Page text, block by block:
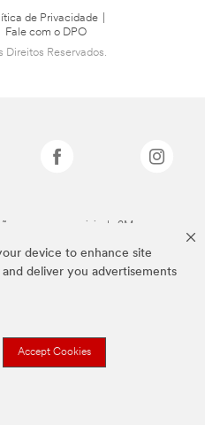
device to enhance site
deliver you advertisements
Accept Cookies
de Privacidade
Fale com o DPO
Reservados.
marcas comerciais da 3M.